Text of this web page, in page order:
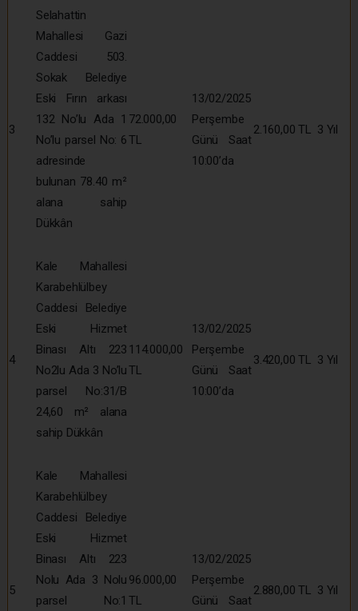
3
Selahattin
Mahallesi Gazi
Caddesi 503.
Sokak Belediye
Eski Fırın arkası
132 No’lu Ada 1
No’lu parsel No: 6
adresinde
bulunan 78.40 m²
alana sahip
Dükkân
72.000,00
TL
13/02/2025
Perşembe
Günü Saat
10:00’da
2.160,00 TL 3 Yıl
4
Kale Mahallesi
Karabehlülbey
Caddesi Belediye
Eski Hizmet
Binası Altı 223
No2lu Ada 3 No’lu
parsel No:31/B
24,60 m² alana
sahip Dükkân
114.000,00
TL
13/02/2025
Perşembe
Günü Saat
10:00’da
3.420,00 TL 3 Yıl
5
Kale Mahallesi
Karabehlülbey
Caddesi Belediye
Eski Hizmet
Binası Altı 223
Nolu Ada 3 Nolu
parsel No:1
96.000,00
TL
13/02/2025
Perşembe
Günü Saat
2.880,00 TL 3 Yıl